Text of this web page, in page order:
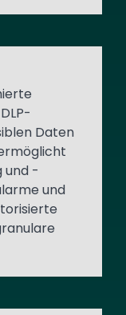
Daten
und -
und